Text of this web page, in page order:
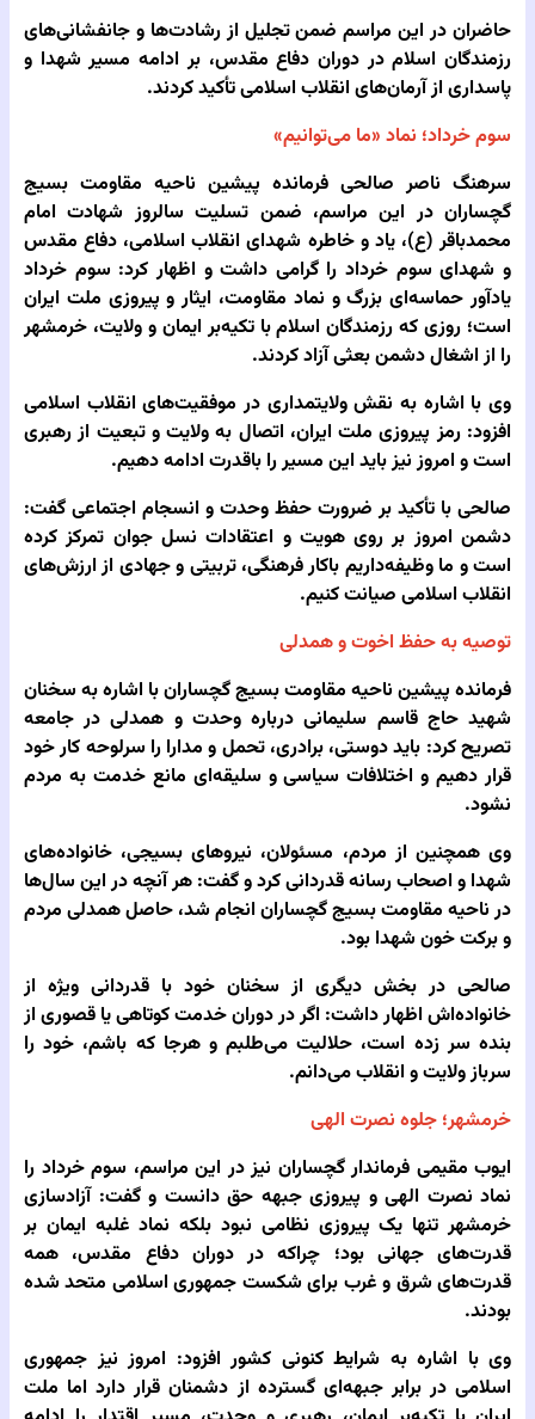
حاضران در این مراسم ضمن تجلیل از رشادت‌ها و جانفشانی‌های
رزمندگان اسلام در دوران دفاع مقدس، بر ادامه مسیر شهدا و
پاسداری از آرمان‌های انقلاب اسلامی تأکید کردند.
سوم خرداد؛ نماد «ما می‌توانیم»
سرهنگ ناصر صالحی فرمانده پیشین ناحیه مقاومت بسیج
گچساران در این مراسم، ضمن تسلیت سالروز شهادت امام
محمدباقر (ع)، یاد و خاطره شهدای انقلاب اسلامی، دفاع مقدس
و شهدای سوم خرداد را گرامی داشت و اظهار کرد: سوم خرداد
یادآور حماسه‌ای بزرگ و نماد مقاومت، ایثار و پیروزی ملت ایران
است؛ روزی که رزمندگان اسلام با تکیه‌بر ایمان و ولایت، خرمشهر
را از اشغال دشمن بعثی آزاد کردند.
وی با اشاره به نقش ولایتمداری در موفقیت‌های انقلاب اسلامی
افزود: رمز پیروزی ملت ایران، اتصال به ولایت و تبعیت از رهبری
است و امروز نیز باید این مسیر را باقدرت ادامه دهیم.
صالحی با تأکید بر ضرورت حفظ وحدت و انسجام اجتماعی گفت:
دشمن امروز بر روی هویت و اعتقادات نسل جوان تمرکز کرده
است و ما وظیفه‌داریم باکار فرهنگی، تربیتی و جهادی از ارزش‌های
انقلاب اسلامی صیانت کنیم.
توصیه به حفظ اخوت و همدلی
فرمانده پیشین ناحیه مقاومت بسیج گچساران با اشاره به سخنان
شهید حاج قاسم سلیمانی درباره وحدت و همدلی در جامعه
تصریح کرد: باید دوستی، برادری، تحمل و مدارا را سرلوحه کار خود
قرار دهیم و اختلافات سیاسی و سلیقه‌ای مانع خدمت به مردم
نشود.
وی همچنین از مردم، مسئولان، نیروهای بسیجی، خانواده‌های
شهدا و اصحاب رسانه قدردانی کرد و گفت: هر آنچه در این سال‌ها
در ناحیه مقاومت بسیج گچساران انجام شد، حاصل همدلی مردم
و برکت خون شهدا بود.
صالحی در بخش دیگری از سخنان خود با قدردانی ویژه از
خانواده‌اش اظهار داشت: اگر در دوران خدمت کوتاهی یا قصوری از
بنده سر زده است، حلالیت می‌طلبم و هرجا که باشم، خود را
سرباز ولایت و انقلاب می‌دانم.
خرمشهر؛ جلوه نصرت الهی
ایوب مقیمی فرماندار گچساران نیز در این مراسم، سوم خرداد را
نماد نصرت الهی و پیروزی جبهه حق دانست و گفت: آزادسازی
خرمشهر تنها یک پیروزی نظامی نبود بلکه نماد غلبه ایمان بر
قدرت‌های جهانی بود؛ چراکه در دوران دفاع مقدس، همه
قدرت‌های شرق و غرب برای شکست جمهوری اسلامی متحد شده
بودند.
وی با اشاره به شرایط کنونی کشور افزود: امروز نیز جمهوری
اسلامی در برابر جبهه‌ای گسترده از دشمنان قرار دارد اما ملت